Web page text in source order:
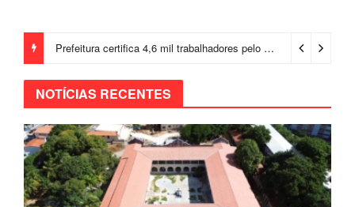
Prefeitura certifica 4,6 mil trabalhadores pelo programa Treinar para Empregar e realiza Feirão de Empregabilidade
NOTÍCIAS RECENTES